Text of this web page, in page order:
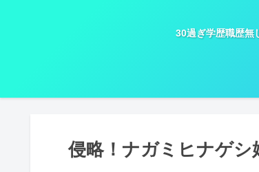
30過ぎ学歴職歴無
侵略！ナガミヒナゲシ